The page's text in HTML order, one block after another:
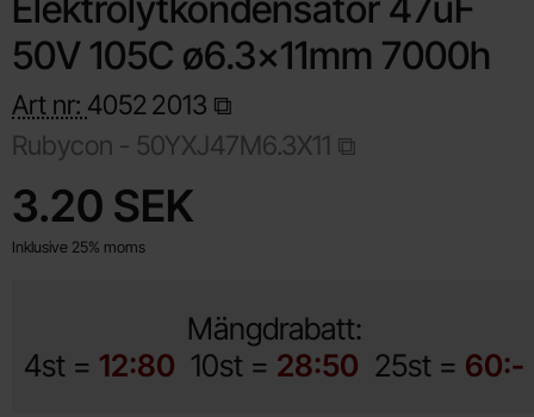
50V 105C ø6.3x11mm 7000h
Art nr: 4052 2013
Rubycon - 50YXJ47M6.3X11
pris
3.20 SEK
Inklusive 25% moms
Mängdrabatt:
4st = 12:80 10st = 28:50 25st = 60:-